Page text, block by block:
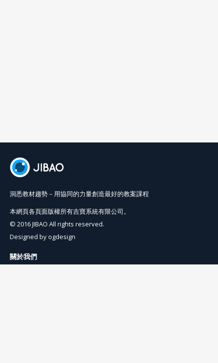
洞悉教材趨勢－用協同的力量創造最好的教案課程
本網頁各頁面版權所有吉寶系統有限公司。
© 2016 JIBAO All rights reserved.
Designed byogdesign
關於我們